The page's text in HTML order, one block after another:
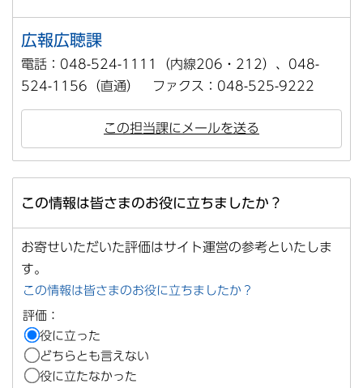
広報広聴課
電話：048-524-1111（内線206・212）、048-
524-1156（直通） ファクス：048-525-9222
この担当課にメールを送る
この情報は皆さまのお役に立ちましたか？
お寄せいただいた評価はサイト運営の参考といたしま
す。
この情報は皆さまのお役に立ちましたか？
評価：
役に立った
どちらとも言えない
役に立たなかった